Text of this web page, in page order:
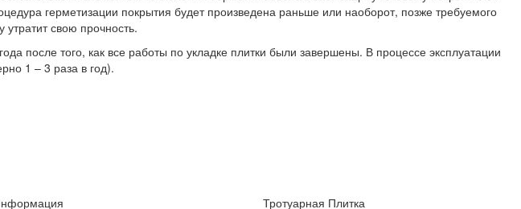
герметизации покрытия будет произведена раньше или наоборот, позже требуемого
утратит свою прочность.
после того, как все работы по укладке плитки были завершены. В процессе эксплуатации
1 – 3 раза в год).
Тротуарная Плитка